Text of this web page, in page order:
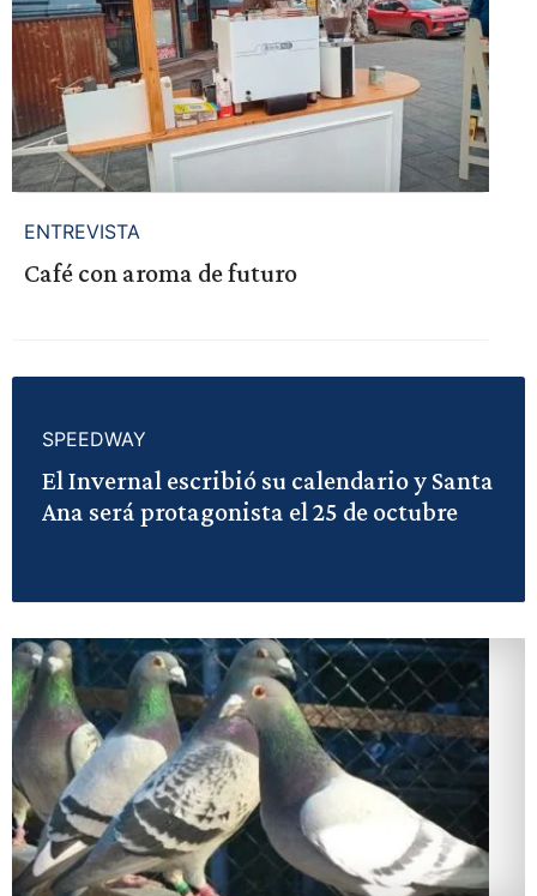
ENTREVISTA
Café con aroma de futuro
SPEEDWAY
El Invernal escribió su calendario y Santa
Ana será protagonista el 25 de octubre